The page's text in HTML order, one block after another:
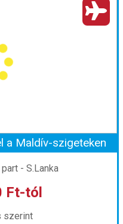
24 | 11 éj
Ft-tól
a Maldív-szigeteken
- S.Lanka
Ft-tól
szerint